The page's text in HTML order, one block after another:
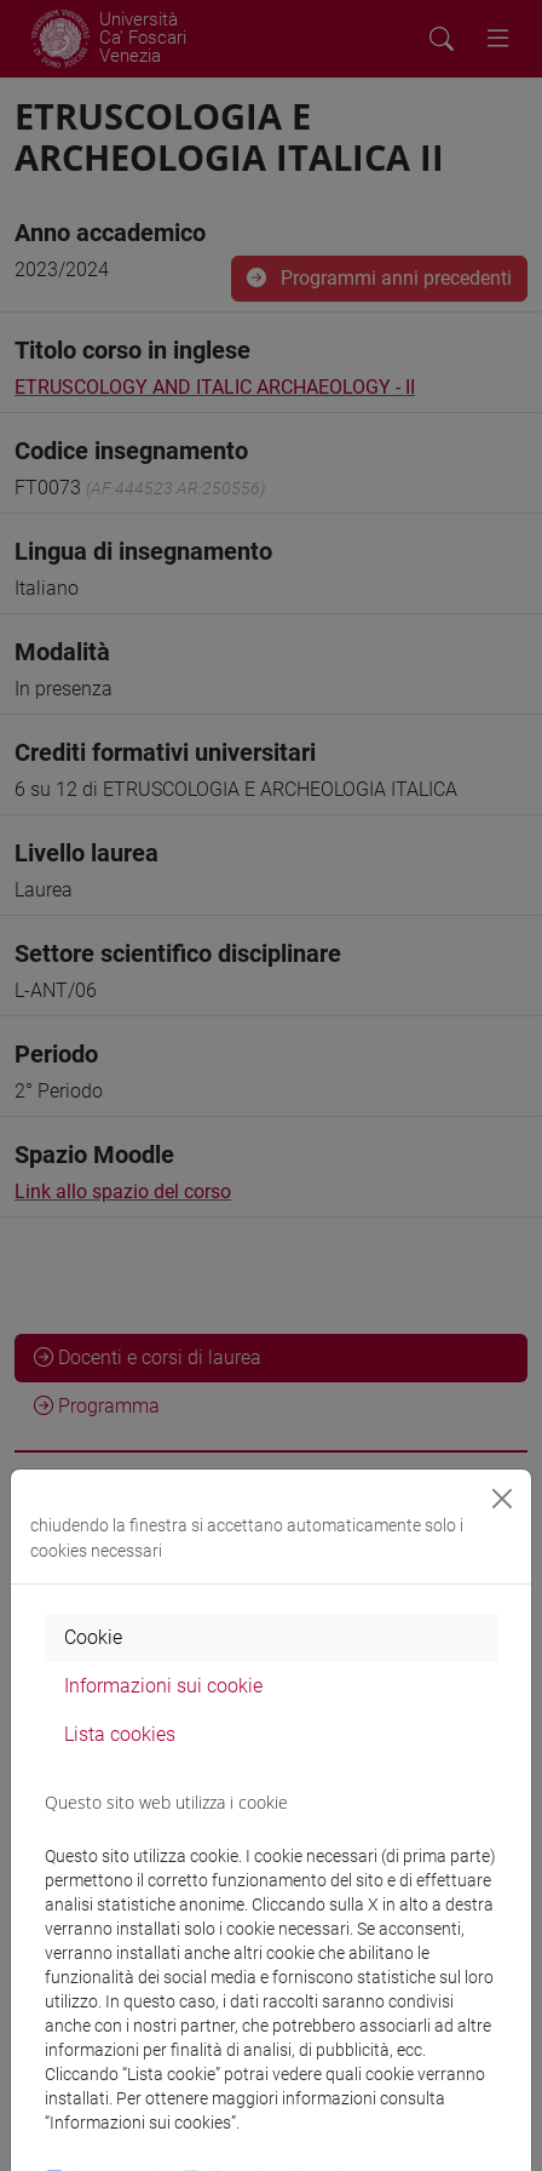
Università
Ca' Foscari
Venezia
ETRUSCOLOGIA E
ARCHEOLOGIA ITALICA II
Anno accademico
2023/2024 Programmi anni precedenti
Titolo corso in inglese
ETRUSCOLOGY AND ITALIC ARCHAEOLOGY - II
Codice insegnamento
FT0073 (AF:444523 AR:250556)
Lingua di insegnamento
Italiano
Modalità
In presenza
Crediti formativi universitari
6 su 12 di ETRUSCOLOGIA E ARCHEOLOGIA ITALICA
Livello laurea
Laurea
Settore scientifico disciplinare
L-ANT/06
Periodo
2° Periodo
Spazio Moodle
Link allo spazio del corso
Docenti e corsi di laurea
Programma
Materiali su Moodle
[FT1] CONSERVAZIONE E GESTIONE DEI BENI
E DELLE ATTIVITÀ CULTURALI - Laurea
archeologico
Mutua da
ETRUSCOLOGIA E ARCHEOLOGIA ITALICA II
[FT0075]
chiudendo la finestra si accettano automaticamente solo i
cookies necessari
Cookie
Informazioni sui cookie
Lista cookies
Questo sito web utilizza i cookie
Questo sito utilizza cookie. I cookie necessari (di prima parte)
permettono il corretto funzionamento del sito e di effettuare
analisi statistiche anonime. Cliccando sulla X in alto a destra
verranno installati solo i cookie necessari. Se acconsenti,
verranno installati anche altri cookie che abilitano le
funzionalità dei social media e forniscono statistiche sul loro
utilizzo. In questo caso, i dati raccolti saranno condivisi
anche con i nostri partner, che potrebbero associarli ad altre
informazioni per finalità di analisi, di pubblicità, ecc.
Cliccando “Lista cookie” potrai vedere quali cookie verranno
installati. Per ottenere maggiori informazioni consulta
“Informazioni sui cookies”.